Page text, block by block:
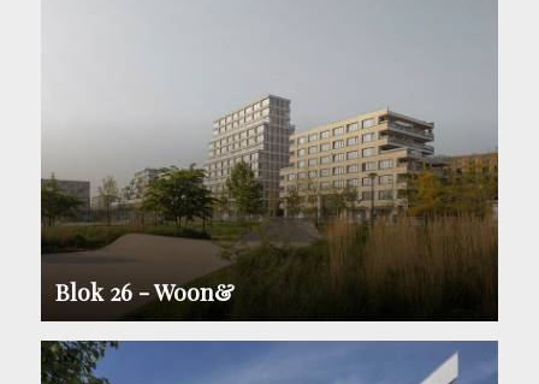
Blok 26 - Woon&